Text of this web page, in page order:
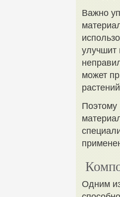
Важно
улучшит
может
Поэтому
Одним